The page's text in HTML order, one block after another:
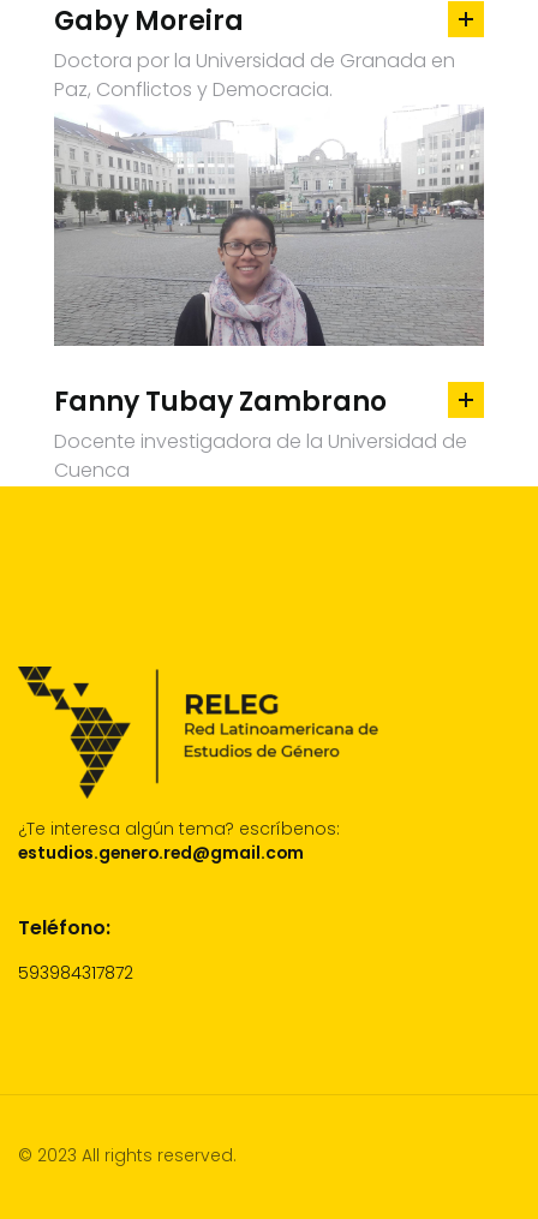
Gaby Moreira
Doctora por la Universidad de Granada en
Paz, Conflictos y Democracia.
Fanny Tubay Zambrano
Docente investigadora de la Universidad de
Cuenca
¿Te interesa algún tema? escríbenos:
estudios.genero.red@gmail.com
Teléfono:
593984317872
© 2023 All rights reserved.